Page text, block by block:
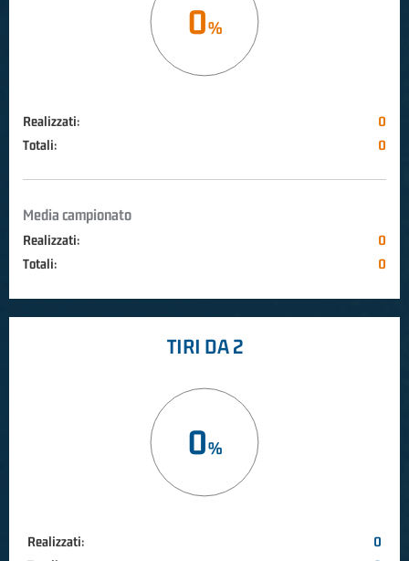
0
Realizzati:
0
Totali:
0
Media campionato
Realizzati:
0
Totali:
0
TIRI DA 2
0
Realizzati:
0